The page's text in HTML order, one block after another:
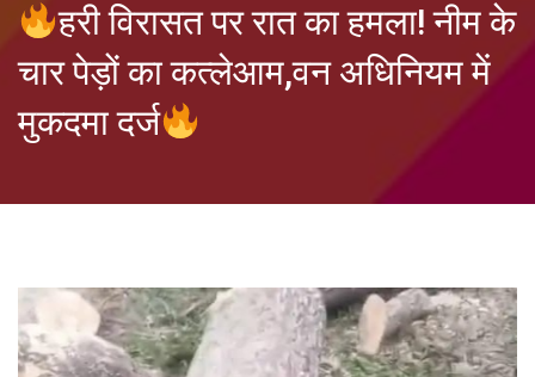
हरी विरासत पर रात का हमला! नीम के
चार पेड़ों का कत्लेआम,वन अधिनियम में
मुकदमा दर्ज